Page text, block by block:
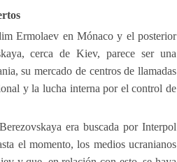
Ermolaev en Mónaco y el posterior
cerca de Kiev, parece ser una
su mercado de centros de llamadas
y la lucha interna por el control de
era buscada por Interpol
el momento, los medios ucranianos